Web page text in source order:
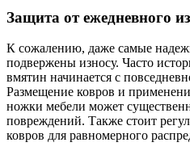
Защита от ежедневного
К сожалению, даже самые
подвержены износу. Часто
вмятин начинается с
Размещение ковров и
ножки мебели может
повреждений. Также стоит
ковров для равномерного